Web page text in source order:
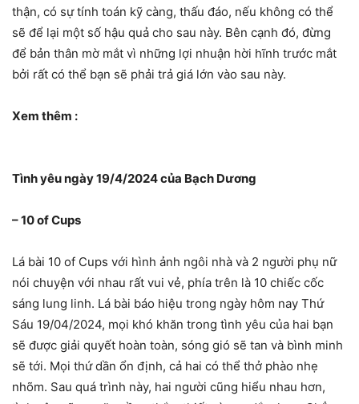
thận, có sự tính toán kỹ càng, thấu đáo, nếu không có thể
sẽ để lại một số hậu quả cho sau này. Bên cạnh đó, đừng
để bản thân mờ mắt vì những lợi nhuận hời hĩnh trước mắt
bởi rất có thể bạn sẽ phải trả giá lớn vào sau này.
Xem thêm :
Tình yêu ngày 19/4/2024 của Bạch Dương
– 10 of Cups
Lá bài 10 of Cups với hình ảnh ngôi nhà và 2 người phụ nữ
nói chuyện với nhau rất vui vẻ, phía trên là 10 chiếc cốc
sáng lung linh. Lá bài báo hiệu trong ngày hôm nay Thứ
Sáu 19/04/2024, mọi khó khăn trong tình yêu của hai bạn
sẽ được giải quyết hoàn toàn, sóng gió sẽ tan và bình minh
sẽ tới. Mọi thứ dần ổn định, cả hai có thể thở phào nhẹ
nhõm. Sau quá trình này, hai người cũng hiểu nhau hơn,